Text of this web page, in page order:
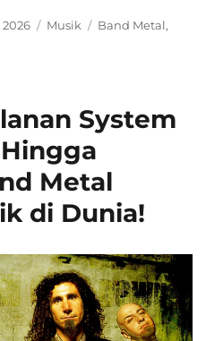
2026 Categories
Musik Tags
Band Metal,
System
Metal
di Dunia!